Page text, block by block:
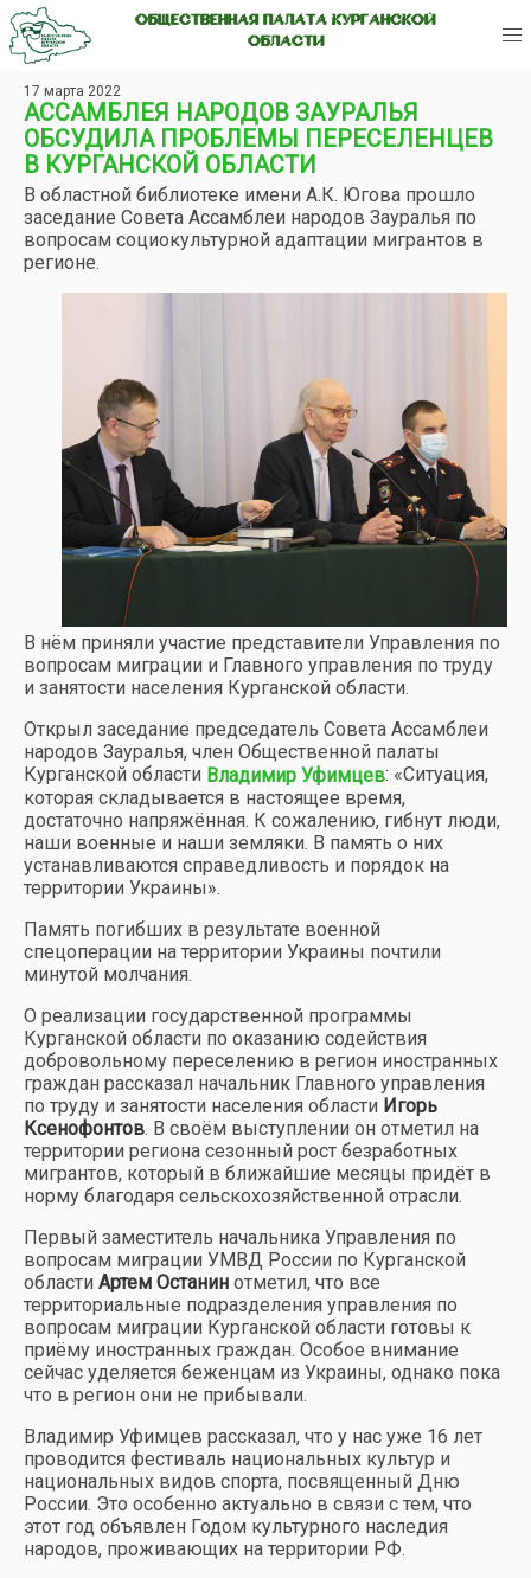
ОБЩЕСТВЕННАЯ ПАЛАТА КУРГАНСКОЙ
ОБЛАСТИ
17 марта 2022
АССАМБЛЕЯ НАРОДОВ ЗАУРАЛЬЯ
ОБСУДИЛА ПРОБЛЕМЫ ПЕРЕСЕЛЕНЦЕВ
В КУРГАНСКОЙ ОБЛАСТИ
В областной библиотеке имени А.К. Югова прошло
заседание Совета Ассамблеи народов Зауралья по
вопросам социокультурной адаптации мигрантов в
регионе.
В нём приняли участие представители Управления по
вопросам миграции и Главного управления по труду
и занятости населения Курганской области.
Открыл заседание председатель Совета Ассамблеи
народов Зауралья, член Общественной палаты
Курганской области Владимир Уфимцев: «Ситуация,
которая складывается в настоящее время,
достаточно напряжённая. К сожалению, гибнут люди,
наши военные и наши земляки. В память о них
устанавливаются справедливость и порядок на
территории Украины».
Память погибших в результате военной
спецоперации на территории Украины почтили
минутой молчания.
О реализации государственной программы
Курганской области по оказанию содействия
добровольному переселению в регион иностранных
граждан рассказал начальник Главного управления
по труду и занятости населения области Игорь
Ксенофонтов. В своём выступлении он отметил на
территории региона сезонный рост безработных
мигрантов, который в ближайшие месяцы придёт в
норму благодаря сельскохозяйственной отрасли.
Первый заместитель начальника Управления по
вопросам миграции УМВД России по Курганской
области Артем Останин отметил, что все
территориальные подразделения управления по
вопросам миграции Курганской области готовы к
приёму иностранных граждан. Особое внимание
сейчас уделяется беженцам из Украины, однако пока
что в регион они не прибывали.
Владимир Уфимцев рассказал, что у нас уже 16 лет
проводится фестиваль национальных культур и
национальных видов спорта, посвященный Дню
России. Это особенно актуально в связи с тем, что
этот год объявлен Годом культурного наследия
народов, проживающих на территории РФ.